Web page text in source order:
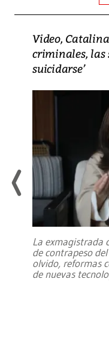
Video,
criminales, las
suicidarse’
La exmagistrada
de contrapeso
olvido, reformas
de nuevas